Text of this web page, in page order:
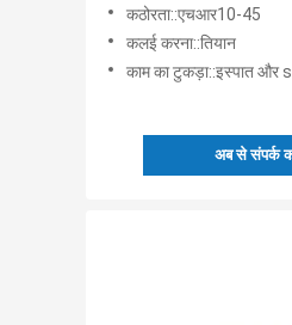
कठोरता::एचआर10-45
कलई करना::तियान
काम का टुकड़ा::इस्पात और
अब से संपर्क